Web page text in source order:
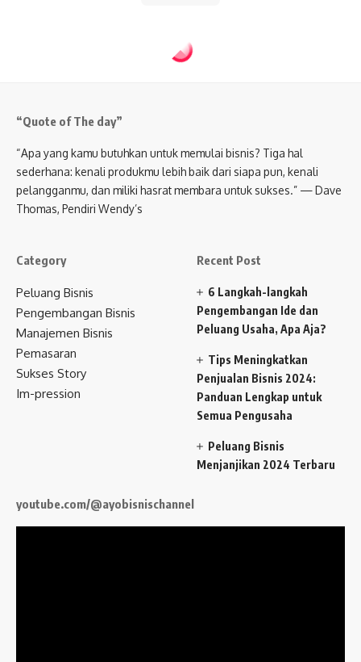
“Quote of The day”
“Apa yang kamu butuhkan untuk memulai bisnis? Tiga hal
sederhana: kenali produkmu lebih baik dari siapa pun, kenali
pelangganmu, dan miliki hasrat membara untuk sukses.” — Dave
Thomas, Pendiri Wendy’s
Category
Peluang Bisnis
Pengembangan Bisnis
Manajemen Bisnis
Pemasaran
Sukses Story
Im-pression
Recent Post
6 Langkah-langkah
Pengembangan Ide dan
Peluang Usaha, Apa Aja?
Tips Meningkatkan
Penjualan Bisnis 2024:
Panduan Lengkap untuk
Semua Pengusaha
Peluang Bisnis
Menjanjikan 2024 Terbaru
youtube.com/@ayobisnischannel